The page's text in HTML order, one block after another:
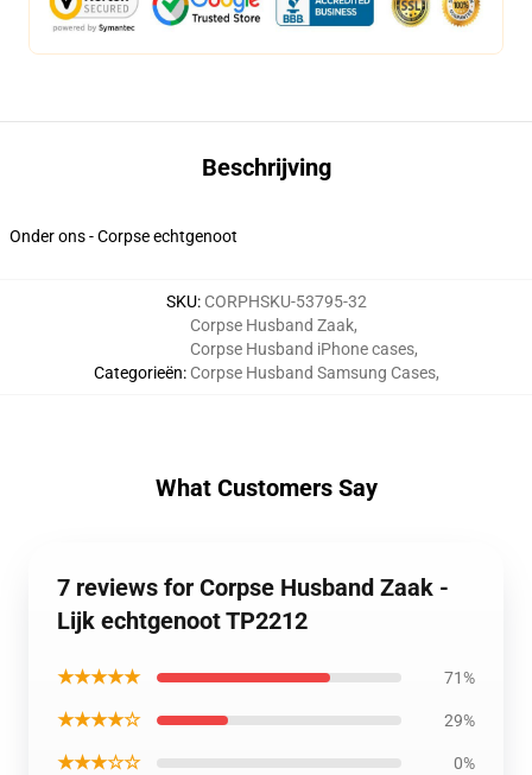
Beschrijving
Onder ons - Corpse echtgenoot
SKU: CORPHSKU-53795-32
Categorieën:
Corpse Husband Zaak,
Corpse Husband iPhone cases,
Corpse Husband Samsung Cases,
What Customers Say
7 reviews for Corpse Husband Zaak -
Lijk echtgenoot TP2212
★★★★★ 71%
★★★★☆ 29%
★★★☆☆ 0%